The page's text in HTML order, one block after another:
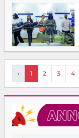
‹ 1 2 3 4